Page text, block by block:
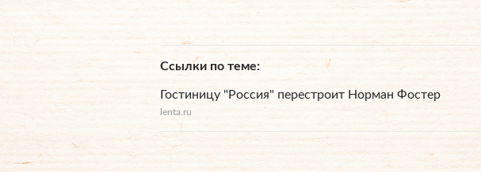
Ссылки по теме
Гостиницу "Россия" перестроит Норман Фостер
lenta.ru